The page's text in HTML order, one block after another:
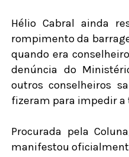
Hélio Cabral ainda
rompimento da
quando era
denúncia do
outros conselheiros
fizeram para impedir a
Procurada pela
manifestou